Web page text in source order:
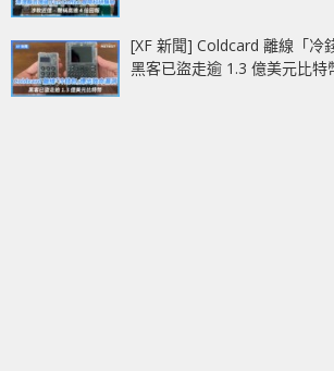
[XF 新聞] Coldcard 離線「冷
黑客已盜走逾 1.3 億美元比特